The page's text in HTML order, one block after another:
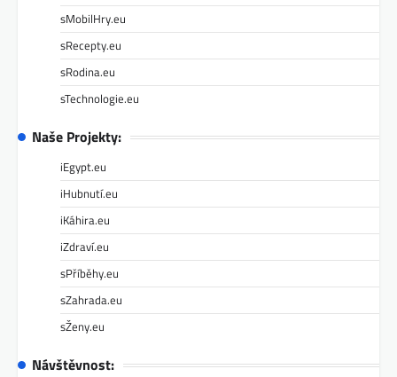
sMobilHry.eu
sRecepty.eu
sRodina.eu
sTechnologie.eu
Naše Projekty:
iEgypt.eu
iHubnutí.eu
iKáhira.eu
iZdraví.eu
sPříběhy.eu
sZahrada.eu
sŽeny.eu
Návštěvnost: